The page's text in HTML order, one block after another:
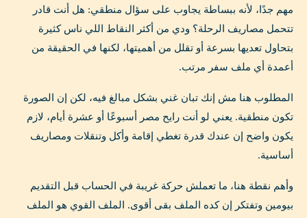
مهم جدًا، لأنه ببساطة يجاوب على سؤال منطقي: هل أنت قادر
تتحمل مصاريف الرحلة؟ ودي من أكثر النقاط اللي ناس كثيرة
بتحاول تعديها بسرعة أو تقلل من أهميتها، لكنها في الحقيقة من
أعمدة أي ملف سفر مرتب.
المطلوب هنا مش إنك تبان غني بشكل مبالغ فيه، لكن إن الصورة
تكون منطقية. يعني لو أنت رايح مصر أسبوعًا أو عشرة أيام، لازم
يكون واضح إن عندك قدرة تغطي إقامة وأكل وتنقلات ومصاريف
أساسية.
وأهم نقطة هنا، ما تعملش حركة غريبة في الحساب قبل التقديم
بيومين وتفتكر إن كده الملف بقى أقوى. الملف القوي هو الملف